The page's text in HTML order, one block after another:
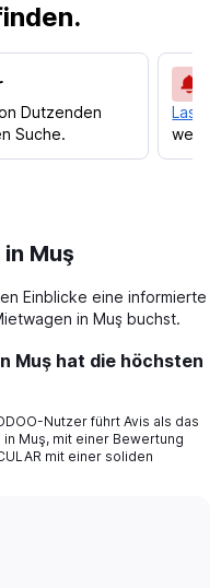
Dutzenden
Suche.
Lass
Muş
Einblicke eine informierte
in Muş buchst.
Muş hat die höchsten
Nutzer führt Avis als das
Muş, mit einer Bewertung
mit einer soliden